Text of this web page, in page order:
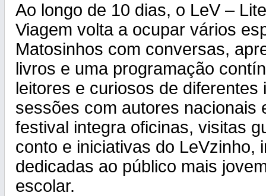
Ao longo de 10 dias, o LeV –
Viagem volta a ocupar vários
Matosinhos com conversas,
livros e uma programação
leitores e curiosos de diferentes
sessões com autores nacionais
festival integra oficinas, visitas
conto e iniciativas do LeVzinho,
dedicadas ao público mais
escolar.